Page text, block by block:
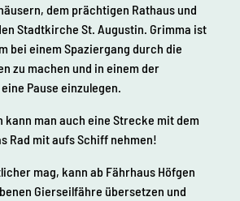
dem prächtigen Rathaus und
Stadtkirche St. Augustin. Grimma ist
bei einem Spaziergang durch die
zu machen und in einem der
Pause einzulegen.
kann man auch eine Strecke mit dem
Rad mit aufs Schiff nehmen!
mag, kann ab Fährhaus Höfgen
Gierseilfähre übersetzen und